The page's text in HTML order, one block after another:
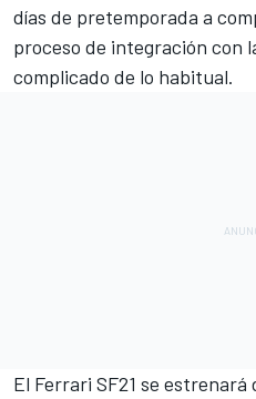
días de pretemporada a
proceso de integración con
complicado de lo habitual.
El Ferrari SF21 se